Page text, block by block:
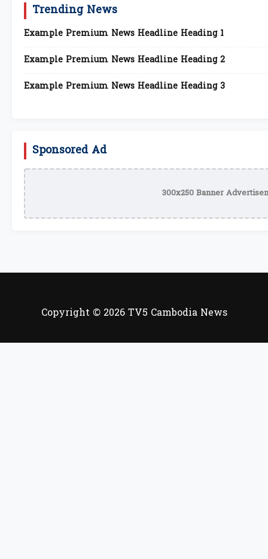
Trending News
Example Premium News Headline Heading 1
Example Premium News Headline Heading 2
Example Premium News Headline Heading 3
Sponsored Ad
300x250 Banner
Copyright © 2026 TV5 Cambodia News